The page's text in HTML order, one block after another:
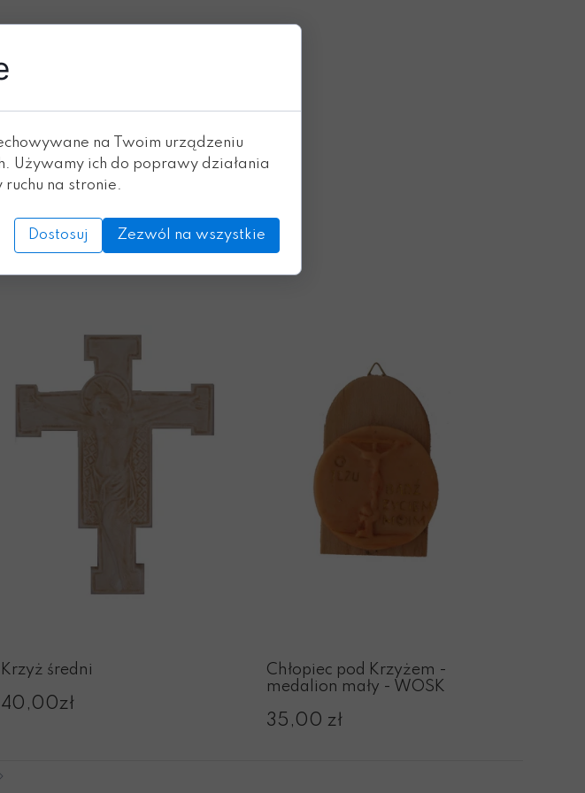
Krzyż średni
40,00zł
Chłopiec pod Krzyżem -
medalion mały - WOSK
35,00 zł
na Twoim urządzeniu
Używamy ich do poprawy działania
na stronie.
Dostosuj Zezwól na wszystkie